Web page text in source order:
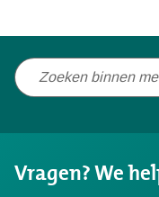
Niet
wat
zocht?
Vragen? We